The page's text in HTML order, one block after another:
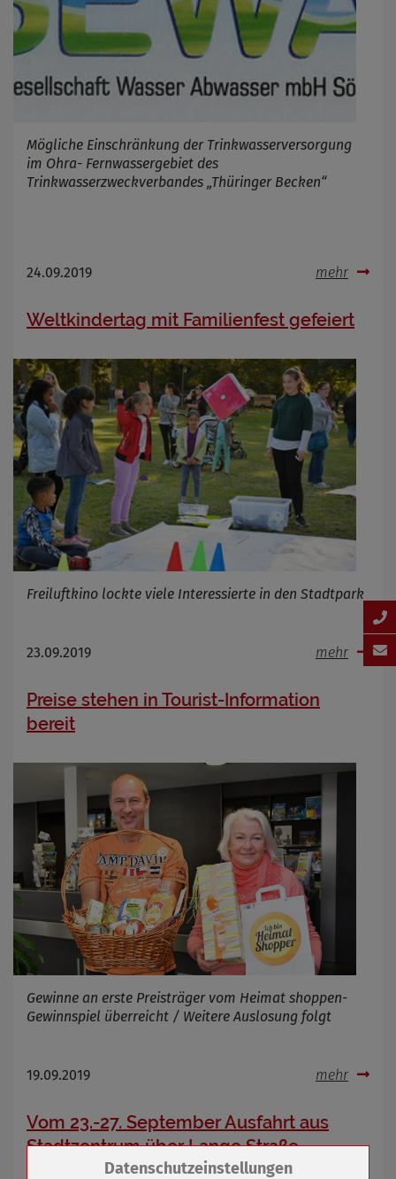
Mögliche Einschränkung der Trinkwasserversorgung
im Ohra- Fernwassergebiet des
Trinkwasserzweckverbandes „Thüringer Becken“
24.09.2019 mehr
Weltkindertag mit Familienfest gefeiert
Freiluftkino lockte viele Interessierte in den Stadtpark
23.09.2019 mehr
Preise stehen in Tourist-Information
bereit
Gewinne an erste Preisträger vom Heimat shoppen-
Gewinnspiel überreicht / Weitere Auslosung folgt
19.09.2019 mehr
Vom 23.-27. September Ausfahrt aus
Stadtzentrum über Lange Straße
Zum Betrieb der Seite notwendige Cookies /
Datenschutzeinstellungen